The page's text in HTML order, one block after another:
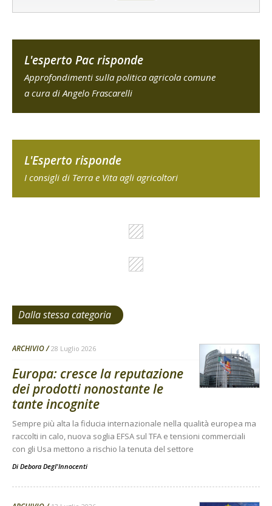
L'esperto Pac risponde
Approfondimenti sulla politica agricola comune
a cura di Angelo Frascarelli
L'Esperto risponde
I consigli di Terra e Vita agli agricoltori
Dalla stessa categoria
ARCHIVIO 28 Luglio 2026
Europa: cresce la reputazione
dei prodotti nonostante le
tante incognite
Sempre più alta la fiducia internazionale nella qualità europea ma
raccolti in calo, nuova soglia EFSA sul TFA e tensioni commerciali
con gli Usa mettono a rischio la tenuta del settore
Di Debora Degl'Innocenti